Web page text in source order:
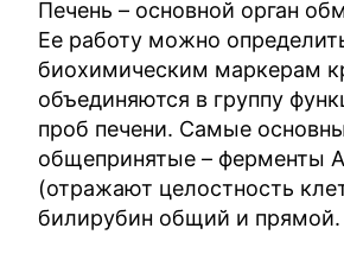
Печень – основной орган
Ее работу можно
биохимическим маркерам
объединяются в группу
проб печени. Самые
общепринятые – ферменты
(отражают целостность
билирубин общий и прямой.